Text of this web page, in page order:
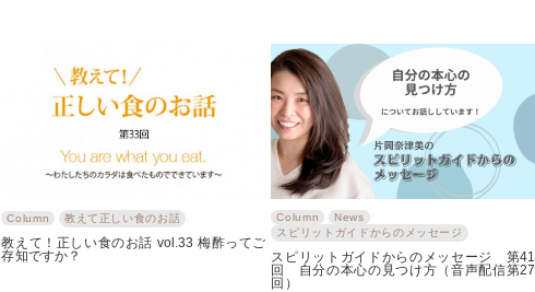
Column 教えて正しい食のお話
教えて！正しい食のお話 vol.33 梅酢ってご
存知ですか？
Column
News
スピリットガイドからのメッセージ
スピリットガイドからのメッセージ 第41
回 自分の本心の見つけ方（音声配信第27
回）